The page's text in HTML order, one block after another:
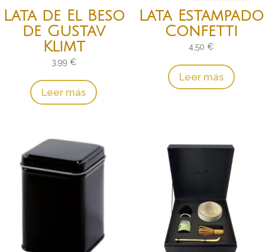
Lata de El Beso
de Gustav
Klimt
3,99 €
Leer más
Lata Estampado
Confetti
4,50€
Leer más